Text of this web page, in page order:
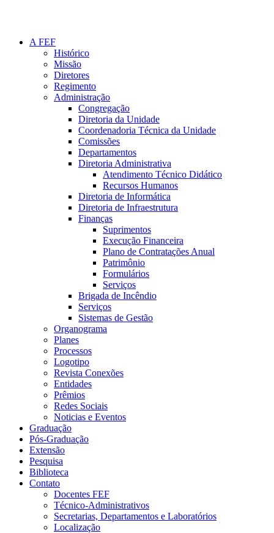
A FEF
Histórico
Missão
Diretores
Regimento
Administração
Congregação
Diretoria da Unidade
Coordenadoria Técnica da Unidade
Comissões
Departamentos
Diretoria Administrativa
Atendimento Técnico Didático
Recursos Humanos
Diretoria de Informática
Diretoria de Infraestrutura
Finanças
Suprimentos
Execução Financeira
Plano de Contratações Anual
Patrimônio
Formulários
Serviços
Brigada de Incêndio
Serviços
Sistemas de Gestão
Organograma
Planes
Processos
Logotipo
Revista Conexões
Entidades
Prêmios
Redes Sociais
Noticias e Eventos
Graduação
Pós-Graduação
Extensão
Pesquisa
Biblioteca
Contato
Docentes FEF
Técnico-Administrativos
Secretarias, Departamentos e Laboratórios
Localização